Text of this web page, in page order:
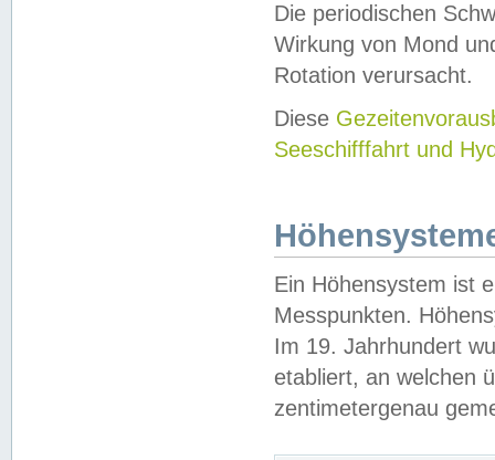
Die periodischen
Wirkung von Mond
Rotation verursacht.
Diese
Seeschifffahrt und
Ein Höhensystem ist
Messpunkten.
Im 19. Jahrhundert
etabliert, an welchen
zentimetergenau